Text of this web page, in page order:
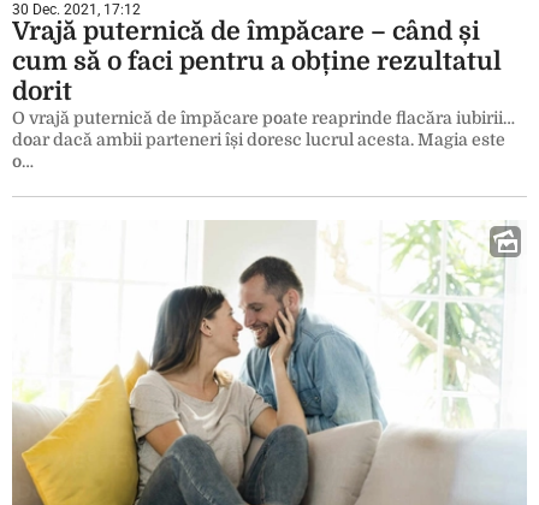
30 Dec. 2021, 17:12
Vrajă puternică de împăcare – când și
cum să o faci pentru a obține rezultatul
dorit
O vrajă puternică de împăcare poate reaprinde flacăra iubirii…
doar dacă ambii parteneri își doresc lucrul acesta. Magia este
o…